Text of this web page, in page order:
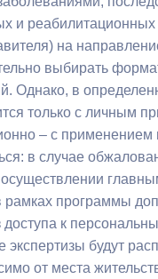
состоящих на
нуждающихся в
условий по
и
на
выбирать
Однако, в
только с личным
– с
в случае
программы
доступа к
будут
от места